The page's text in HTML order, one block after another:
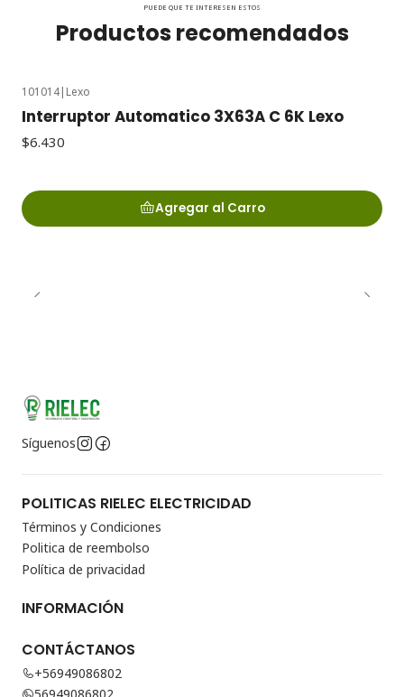
PUEDE QUE TE INTERESEN ESTOS
Productos recomendados
101014| Lexo
Interruptor Automatico 3X63A C 6K Lexo
$6.430
Agregar al Carro
Síguenos
POLITICAS RIELEC ELECTRICIDAD
Términos y Condiciones
Politica de reembolso
Política de privacidad
INFORMACIÓN
CONTÁCTANOS
+56949086802